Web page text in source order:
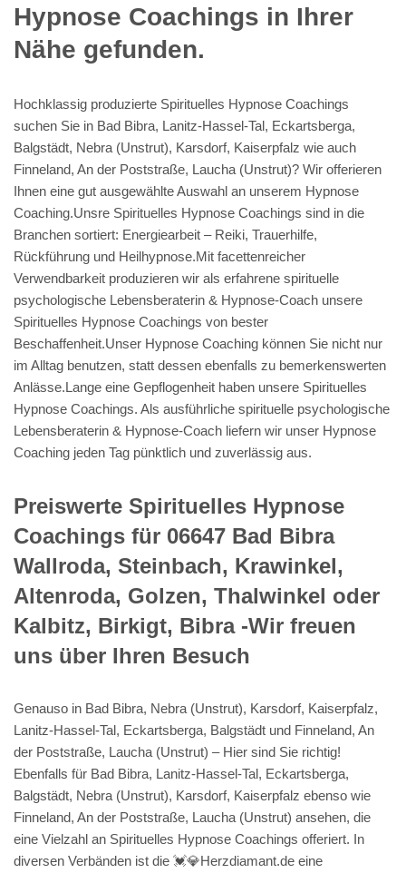
Hypnose Coachings in Ihrer
Nähe gefunden.
Hochklassig produzierte Spirituelles Hypnose Coachings
suchen Sie in Bad Bibra, Lanitz-Hassel-Tal, Eckartsberga,
Balgstädt, Nebra (Unstrut), Karsdorf, Kaiserpfalz wie auch
Finneland, An der Poststraße, Laucha (Unstrut)? Wir offerieren
Ihnen eine gut ausgewählte Auswahl an unserem Hypnose
Coaching.Unsre Spirituelles Hypnose Coachings sind in die
Branchen sortiert: Energiearbeit – Reiki, Trauerhilfe,
Rückführung und Heilhypnose.Mit facettenreicher
Verwendbarkeit produzieren wir als erfahrene spirituelle
psychologische Lebensberaterin & Hypnose-Coach unsere
Spirituelles Hypnose Coachings von bester
Beschaffenheit.Unser Hypnose Coaching können Sie nicht nur
im Alltag benutzen, statt dessen ebenfalls zu bemerkenswerten
Anlässe.Lange eine Gepflogenheit haben unsere Spirituelles
Hypnose Coachings. Als ausführliche spirituelle psychologische
Lebensberaterin & Hypnose-Coach liefern wir unser Hypnose
Coaching jeden Tag pünktlich und zuverlässig aus.
Preiswerte Spirituelles Hypnose
Coachings für 06647 Bad Bibra
Wallroda, Steinbach, Krawinkel,
Altenroda, Golzen, Thalwinkel oder
Kalbitz, Birkigt, Bibra -Wir freuen
uns über Ihren Besuch
Genauso in Bad Bibra, Nebra (Unstrut), Karsdorf, Kaiserpfalz,
Lanitz-Hassel-Tal, Eckartsberga, Balgstädt und Finneland, An
der Poststraße, Laucha (Unstrut) – Hier sind Sie richtig!
Ebenfalls für Bad Bibra, Lanitz-Hassel-Tal, Eckartsberga,
Balgstädt, Nebra (Unstrut), Karsdorf, Kaiserpfalz ebenso wie
Finneland, An der Poststraße, Laucha (Unstrut) ansehen, die
eine Vielzahl an Spirituelles Hypnose Coachings offeriert. In
diversen Verbänden ist die 💓️💎Herzdiamant.de eine